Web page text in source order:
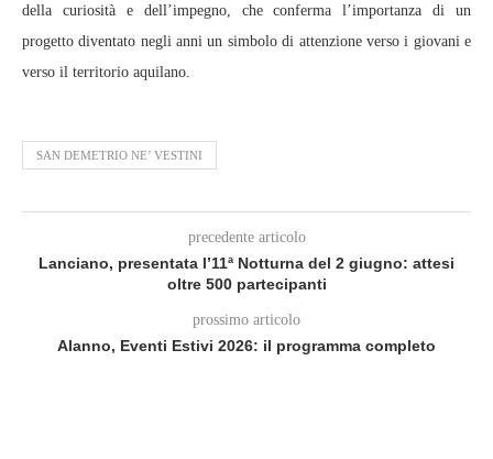
della curiosità e dell’impegno, che conferma l’importanza di un
progetto diventato negli anni un simbolo di attenzione verso i giovani e
verso il territorio aquilano.
SAN DEMETRIO NE’ VESTINI
precedente articolo
Lanciano, presentata l’11ª Notturna del 2 giugno: attesi
oltre 500 partecipanti
prossimo articolo
Alanno, Eventi Estivi 2026: il programma completo